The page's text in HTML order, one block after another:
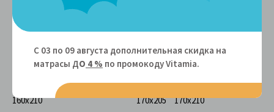
120x190
150 см
150x200 150x210
155 см
155x200
160x210
170 см
170x205 170x210
С 03 по 09 августа дополнительная скидка на
матрасы ДО 4 % по промокоду Vitamiа.